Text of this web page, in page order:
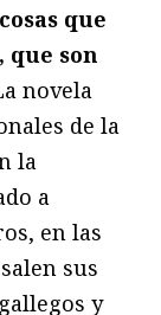
que
son
novela
de la
la
a
en las
sus
y